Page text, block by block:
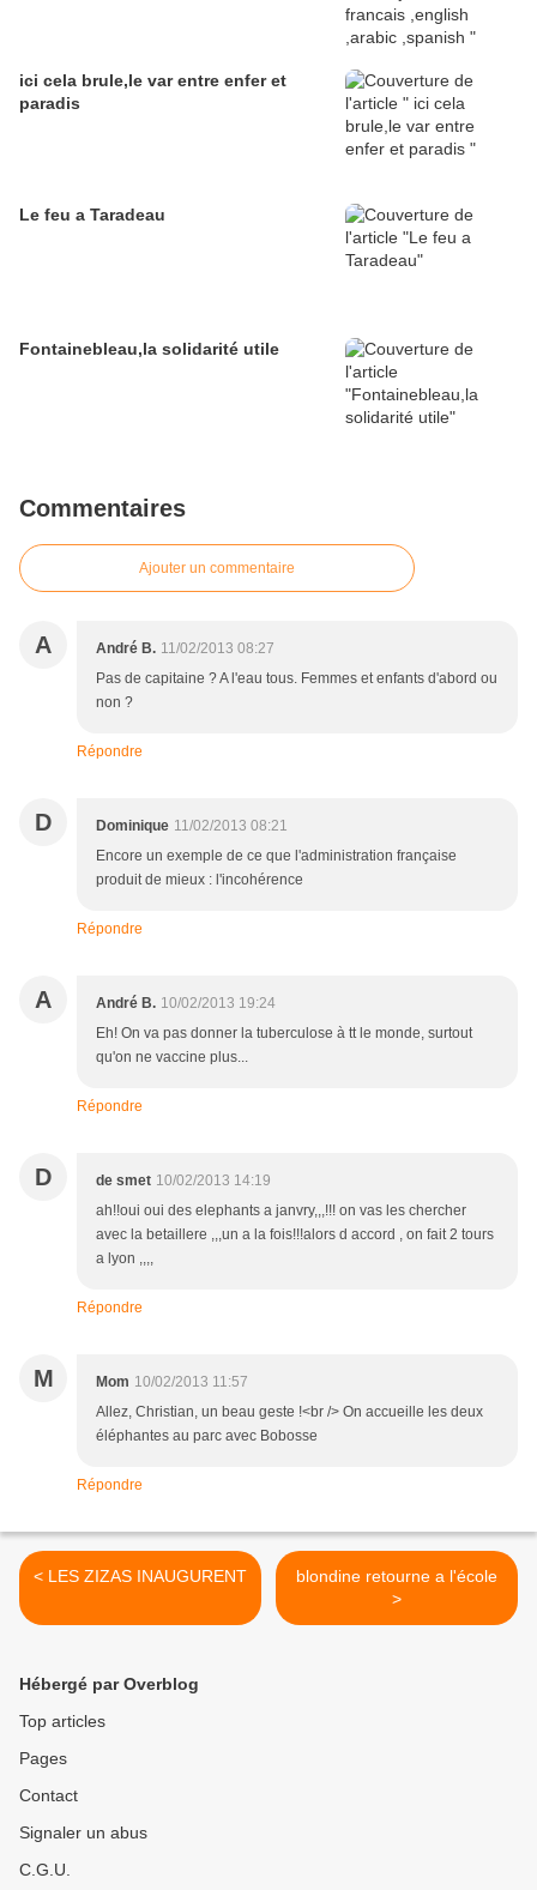
ici cela brule,le var entre enfer et
paradis
Le feu a Taradeau
Fontainebleau,la solidarité utile
Commentaires
Ajouter un commentaire
A André B. 11/02/2013 08:27
Pas de capitaine ? A l'eau tous. Femmes et enfants d'abord ou
non ?
Répondre
D Dominique 11/02/2013 08:21
Encore un exemple de ce que l'administration française
produit de mieux : l'incohérence
Répondre
A André B. 10/02/2013 19:24
Eh! On va pas donner la tuberculose à tt le monde, surtout
qu'on ne vaccine plus...
Répondre
D de smet 10/02/2013 14:19
ah!!oui oui des elephants a janvry,,,!!! on vas les chercher
avec la betaillere ,,,un a la fois!!!alors d accord , on fait 2 tours
a lyon ,,,,
Répondre
M Mom 10/02/2013 11:57
Allez, Christian, un beau geste !<br /> On accueille les deux
éléphantes au parc avec Bobosse
Répondre
< LES ZIZAS INAUGURENT
blondine retourne a l'école
>
Hébergé par Overblog
Top articles
Pages
Contact
Signaler un abus
C.G.U.